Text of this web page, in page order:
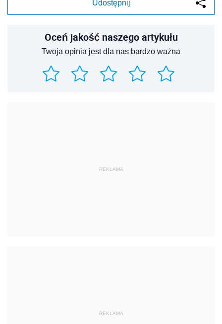
Udostępnij
Oceń jakość naszego artykułu
Twoja opinia jest dla nas bardzo ważna
REKLAMA
REKLAMA